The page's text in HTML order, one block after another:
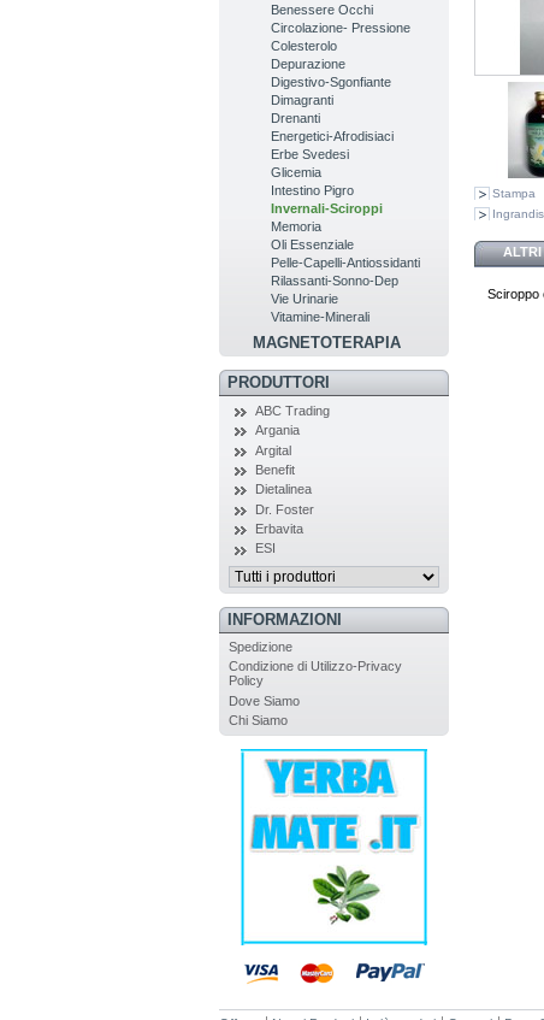
Benessere Occhi
Circolazione- Pressione
Colesterolo
Depurazione
Digestivo-Sgonfiante
Dimagranti
Drenanti
Energetici-Afrodisiaci
Erbe Svedesi
Glicemia
Intestino Pigro
Invernali-Sciroppi
Memoria
Oli Essenziale
Pelle-Capelli-Antiossidanti
Rilassanti-Sonno-Dep
Vie Urinarie
Vitamine-Minerali
MAGNETOTERAPIA
PRODUTTORI
ABC Trading
Argania
Argital
Benefit
Dietalinea
Dr. Foster
Erbavita
ESI
INFORMAZIONI
Spedizione
Condizione di Utilizzo-Privacy
Policy
Dove Siamo
Chi Siamo
Stampa
Sciroppo